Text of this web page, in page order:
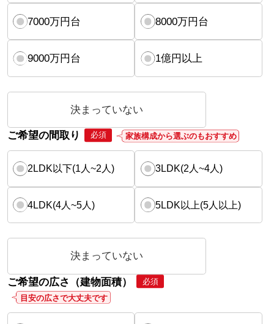
7000万円台 8000万円台
9000万円台 1億円以上
決まっていない
ご希望の間取り 必須 家族構成から選ぶのもおすすめ
2LDK以下(1人~2人) 3LDK(2人~4人)
4LDK(4人~5人) 5LDK以上(5人以上)
決まっていない
ご希望の広さ（建物面積）
必須
目安の広さで大丈夫です